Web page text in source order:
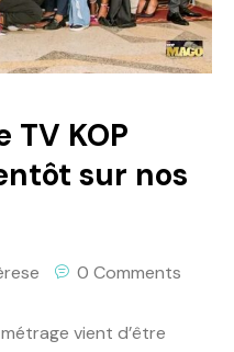
TV KOP
sur nos
0 Comments
métrage vient d’être